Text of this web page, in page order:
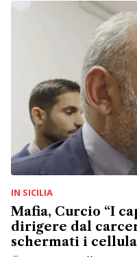
IN SICILIA
Mafia, Curcio “I
dirigere dal
schermati i